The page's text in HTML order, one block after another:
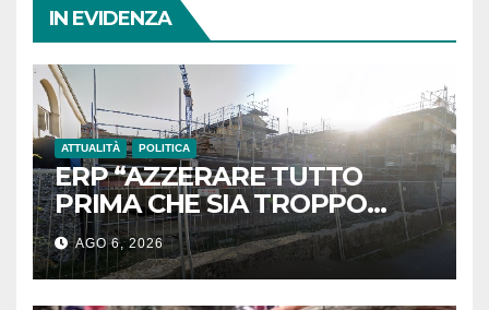
IN EVIDENZA
ATTUALITÀ POLITICA
ERP “AZZERARE TUTTO
PRIMA CHE SIA TROPPO
TARDI”
AGO 6, 2026